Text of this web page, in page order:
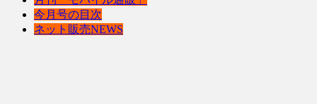
今月号の目次
ネット販売NEWS